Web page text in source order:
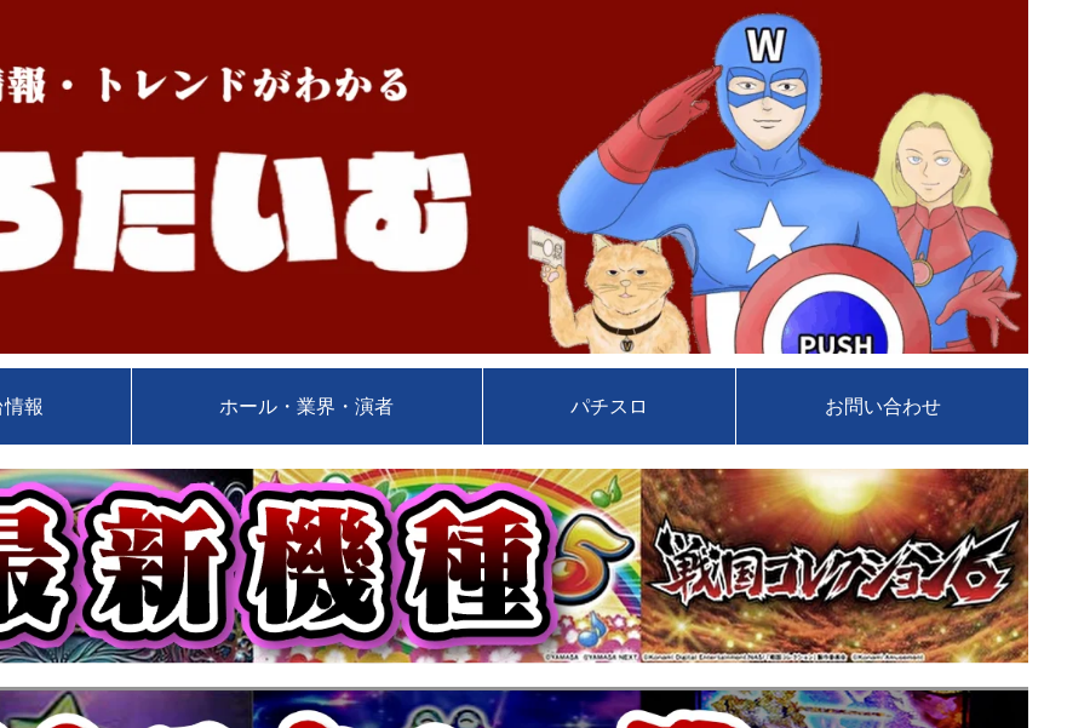
報 ホール・業界・演者 パチスロ お問い合わせ